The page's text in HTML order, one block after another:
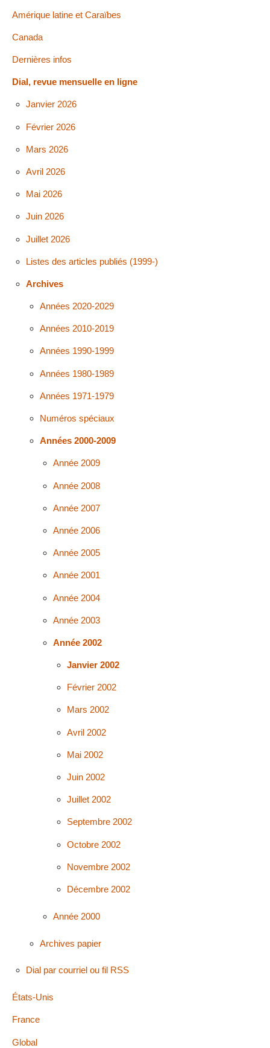
Amérique latine et Caraïbes
Canada
Dernières infos
Dial, revue mensuelle en ligne
Janvier 2026
Février 2026
Mars 2026
Avril 2026
Mai 2026
Juin 2026
Juillet 2026
Listes des articles publiés (1999-)
Archives
Années 2020-2029
Années 2010-2019
Années 1990-1999
Années 1980-1989
Années 1971-1979
Numéros spéciaux
Années 2000-2009
Année 2009
Année 2008
Année 2007
Année 2006
Année 2005
Année 2001
Année 2004
Année 2003
Année 2002
Janvier 2002
Février 2002
Mars 2002
Avril 2002
Mai 2002
Juin 2002
Juillet 2002
Septembre 2002
Octobre 2002
Novembre 2002
Décembre 2002
Année 2000
Archives papier
Dial par courriel ou fil RSS
États-Unis
France
Global